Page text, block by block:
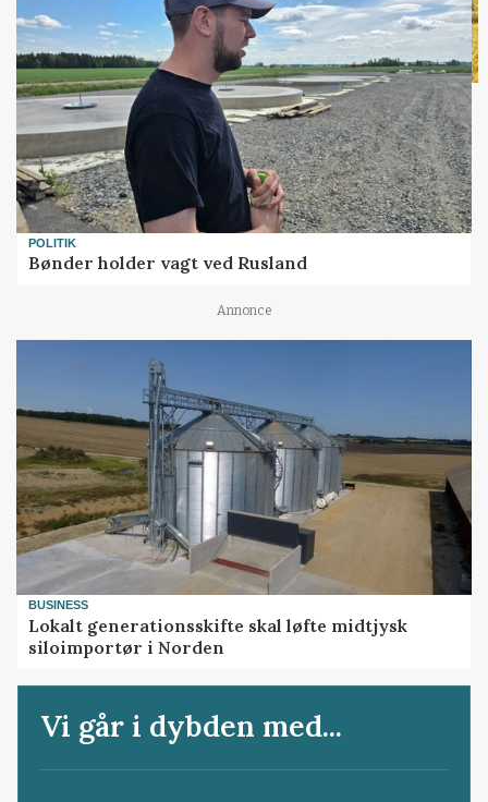
POLITIK
Bønder holder vagt ved Rusland
Annonce
BUSINESS
Lokalt generationsskifte skal løfte midtjysk
siloimportør i Norden
Vi går i dybden med...